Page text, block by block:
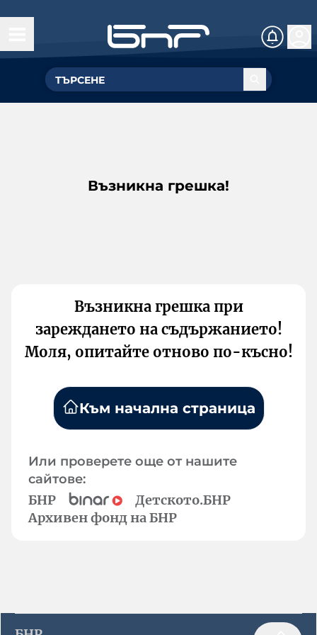
Възникна грешка!
Възникна грешка при
зареждането на съдържанието!
Моля, опитайте отново по-късно!
Към начална страница
Или проверете още от нашите
сайтове:
БНР
Детското.БНР
Архивен фонд на БНР